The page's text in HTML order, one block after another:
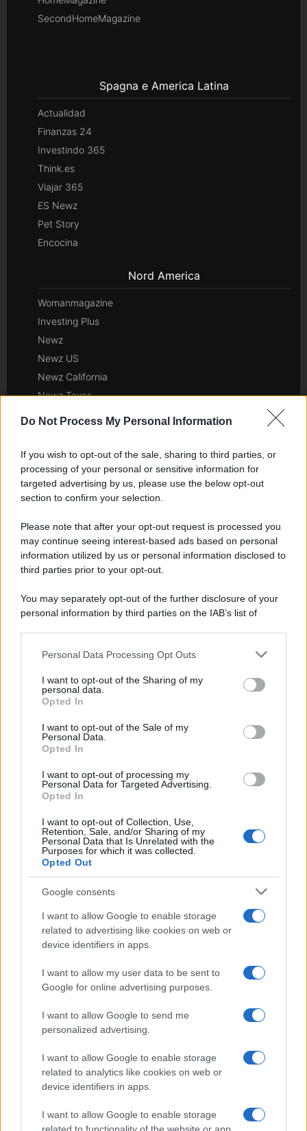
Do Not Process My Personal Information
If you wish to opt-out of the sale, sharing to third parties, or
processing of your personal or sensitive information for
targeted advertising by us, please use the below opt-out
section to confirm your selection.
Please note that after your opt-out request is processed you
may continue seeing interest-based ads based on personal
information utilized by us or personal information disclosed to
third parties prior to your opt-out.
You may separately opt-out of the further disclosure of your
personal information by third parties on the IAB’s list of
This information may also be disclosed by us to third parties
disclose it to other third parties.
Please note that this website/app uses one or more Google
services and may gather and store information including but
not limited to your visit or usage behaviour. You may click to
grant or deny consent to Google and its third-party tags to
consent section.
Personal Data Processing Opt Outs
I want to opt-out of the Sharing of my
personal data.
Opted In
I want to opt-out of the Sale of my
Personal Data.
Opted In
I want to opt-out of processing my
Personal Data for Targeted Advertising.
Opted In
I want to opt-out of Collection, Use,
Retention, Sale, and/or Sharing of my
Personal Data that Is Unrelated with the
Purposes for which it was collected.
Opted Out
Google consents
I want to allow Google to enable storage
related to advertising like cookies on web or
device identifiers in apps.
I want to allow my user data to be sent to
Google for online advertising purposes.
I want to allow Google to send me
personalized advertising.
I want to allow Google to enable storage
related to analytics like cookies on web or
device identifiers in apps.
I want to allow Google to enable storage
SecondHomeMagazine
Spagna e America Latina
Actualidad
Finanzas 24
Investindo 365
Think.es
Viajar 365
ES Newz
Pet Story
Encocina
Nord America
Womanmagazine
Investing Plus
Newz
Newz US
Newz California
Newz Texas
Newz Pennsylvania
Newz Illinois
Newz Ohio
Hig Tech Mag
Scoop Mag
Lgbtqia News
Day Travel 365
Home Magazine 365
Cineverse Magazine
SecondHomeMagazine
Francia
InvestirMag
Germania
UK
News Hub UK
Lgbtq News
Olanda
Investeren 24
NL Newz